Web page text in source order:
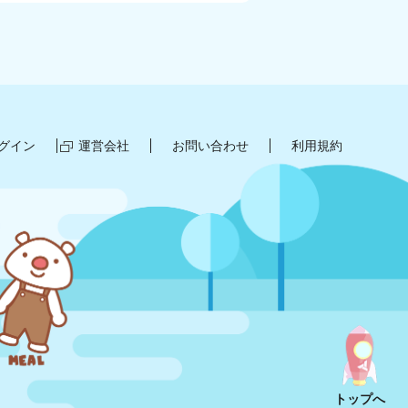
イン 運営会社 お問い合わせ 利用規約
トップへ